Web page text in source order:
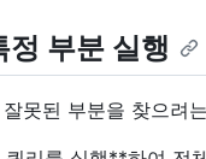
부분 실행
못된 부분을 찾으려